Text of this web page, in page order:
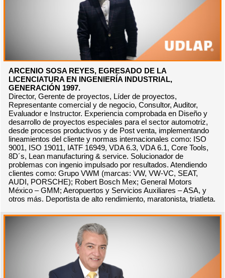
ARCENIO SOSA REYES, EGRESADO DE LA
LICENCIATURA EN INGENIERÍA INDUSTRIAL,
GENERACIÓN 1997.
Director, Gerente de proyectos, Líder de proyectos,
Representante comercial y de negocio, Consultor, Auditor,
Evaluador e Instructor. Experiencia comprobada en Diseño y
desarrollo de proyectos especiales para el sector automotriz,
desde procesos productivos y de Post venta, implementando
lineamientos del cliente y normas internacionales como: ISO
9001, ISO 19011, IATF 16949, VDA 6.3, VDA 6.1, Core Tools,
8D´s, Lean manufacturing & service. Solucionador de
problemas con ingenio impulsado por resultados. Atendiendo
clientes como: Grupo VWM (marcas: VW, VW-VC, SEAT,
AUDI, PORSCHE); Robert Bosch Mex; General Motors
México – GMM; Aeropuertos y Servicios Auxiliares – ASA, y
otros más. Deportista de alto rendimiento, maratonista, triatleta.